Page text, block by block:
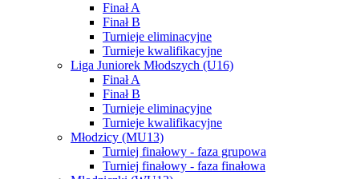
Finał A
Finał B
Turnieje eliminacyjne
Turnieje kwalifikacyjne
Liga Juniorek Młodszych (U16)
Finał A
Finał B
Turnieje eliminacyjne
Turnieje kwalifikacyjne
Młodzicy (MU13)
Turniej finałowy - faza grupowa
Turniej finałowy - faza finałowa